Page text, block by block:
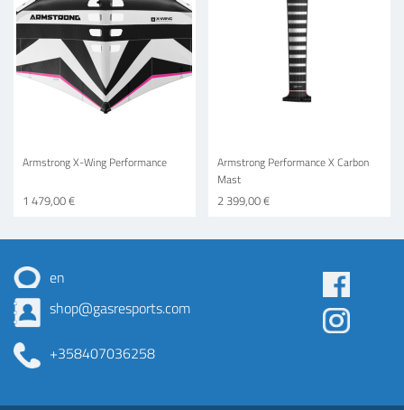
Armstrong X-Wing Performance
1 479,00 €
Armstrong Performance X Carbon
Mast
2 399,00 €
en
shop@gasresports.com
+358407036258
Some